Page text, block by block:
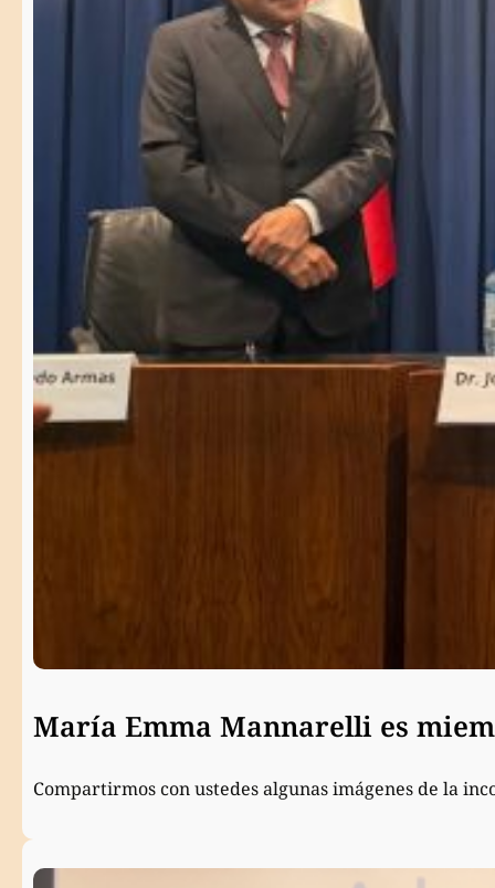
María Emma Mannarelli es
Compartirmos con ustedes algunas imágenes de la